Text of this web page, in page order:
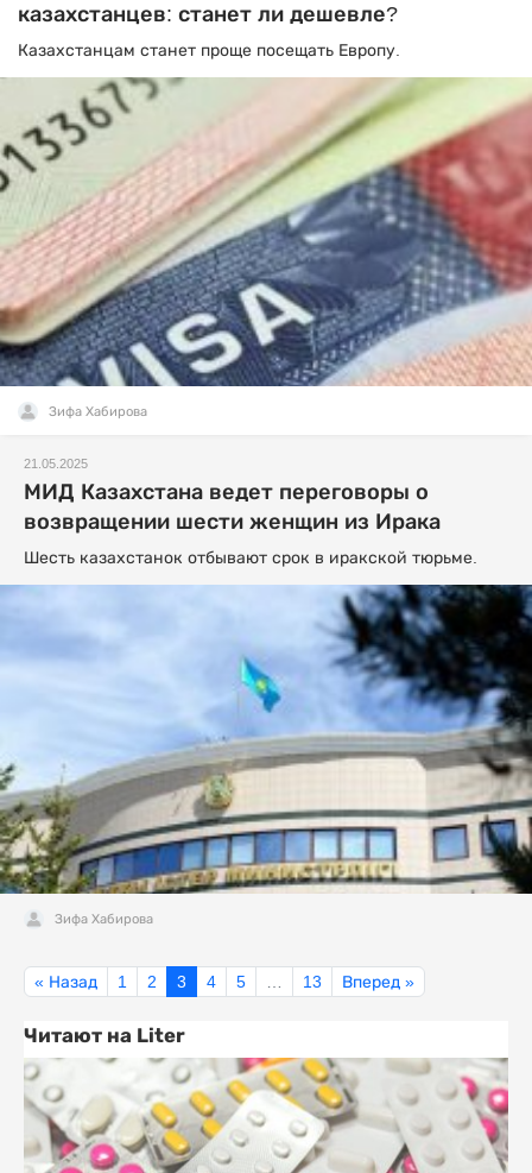
казахстанцев: станет ли дешевле?
Казахстанцам станет проще посещать Европу.
Зифа Хабирова
21.05.2025
МИД Казахстана ведет переговоры о
возвращении шести женщин из Ирака
Шесть казахстанок отбывают срок в иракской тюрьме.
Зифа Хабирова
« Назад 1 2 3 4 5 13 Вперед »
Читают на Liter